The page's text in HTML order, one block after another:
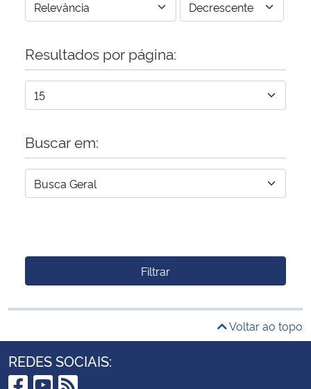
Resultados por página:
Buscar em:
Filtrar
Voltar ao topo
REDES SOCIAIS: